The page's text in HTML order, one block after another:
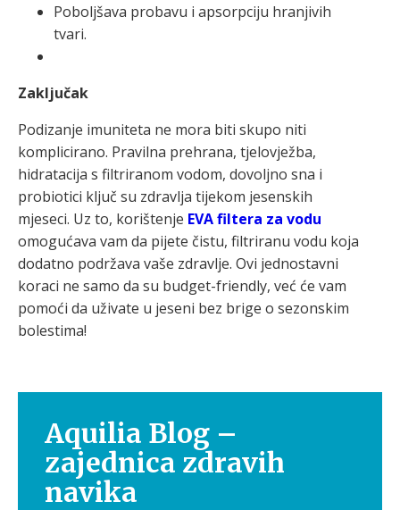
Poboljšava probavu i apsorpciju hranjivih
tvari.
Zaključak
Podizanje imuniteta ne mora biti skupo niti
komplicirano. Pravilna prehrana, tjelovježba,
hidratacija s filtriranom vodom, dovoljno sna i
probiotici ključ su zdravlja tijekom jesenskih
mjeseci. Uz to, korištenje EVA filtera za vodu
omogućava vam da pijete čistu, filtriranu vodu koja
dodatno podržava vaše zdravlje. Ovi jednostavni
koraci ne samo da su budget-friendly, već će vam
pomoći da uživate u jeseni bez brige o sezonskim
bolestima!
Aquilia Blog –
zajednica zdravih
navika